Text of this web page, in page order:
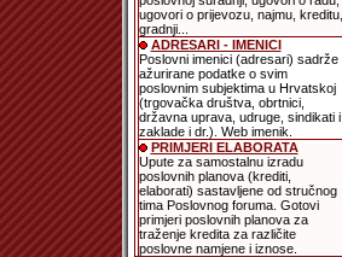
ugovori o prijevozu, najmu, kreditu,
gradnji...
ADRESARI - IMENICI
Poslovni imenici (adresari) sadrže
ažurirane podatke o svim
poslovnim subjektima u Hrvatskoj
(trgovačka društva, obrtnici,
državna uprava, udruge, sindikati i
zaklade i dr.). Web imenik.
PRIMJERI ELABORATA
Upute za samostalnu izradu
poslovnih planova (krediti,
elaborati) sastavljene od stručnog
tima Poslovnog foruma. Gotovi
primjeri poslovnih planova za
traženje kredita za različite
poslovne namjene i iznose.